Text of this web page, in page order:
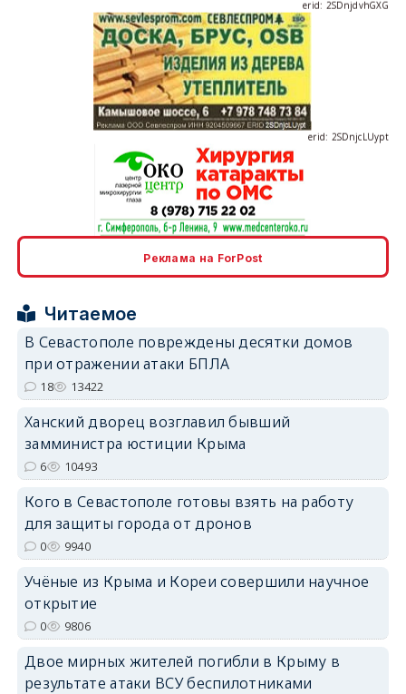
erid: 2SDnjdvhGXG
Реклама на ForPost
Читаемое
В Севастополе повреждены десятки домов
при отражении атаки БПЛА
18 13422
Ханский дворец возглавил бывший
замминистра юстиции Крыма
6 10493
Кого в Севастополе готовы взять на работу
для защиты города от дронов
0 9940
Учёные из Крыма и Кореи совершили научное
открытие
0 9806
Двое мирных жителей погибли в Крыму в
результате атаки ВСУ беспилотниками